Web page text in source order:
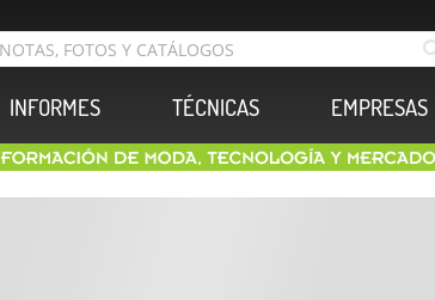
INFORMES TÉCNICAS EMPRESAS